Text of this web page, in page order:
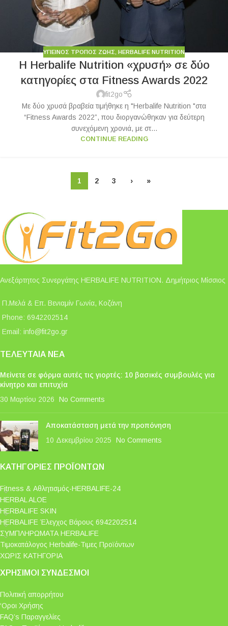
ΥΓΙΕΙΝΟΣ ΤΡΟΠΟΣ ΖΩΗΣ HERBALIFE NUTRITION
Η Herbalife Nutrition «χρυσή» σε δύο
κατηγορίες στα Fitness Awards 2022
fit2go
Με δύο χρυσά βραβεία τιμήθηκε η "Herbalife Nutrition "στα
“Fitness Awards 2022”, που διοργανώθηκαν για δεύτερη
συνεχόμενη χρονιά, με στ...
CONTINUE READING
1 2 3 › »
Ανεξάρτητος Συνεργάτης HERBALIFE NUTRITION. Δημήτριος Μίσσιος
Π.Μελά & Επ. Βενιαμίν Γωνία, Κοζάνη
Phone: 6942202514
Email: info@fit2go.gr
ΤΕΛΕΥΤΑΊΑ ΝΈΑ
Μείνετε σε φόρμα αυτές τις γιορτές: 10 βασικές συμβουλές για
κίνητρο και επιτυχία
30 Μαρτίου 2026
No Comments
Αποκατάσταση μετά την προπόνηση
10 Δεκεμβρίου 2025
No Comments
ΚΑΤΗΓΟΡΊΕΣ ΠΡΟΪΌΝΤΩΝ
Fitness & Αθλητισμός-HERBALIFE-24
HERBAL ALOE
HERBALIFE SKIN
HERBALIFE Έλεγχος Βάρους 6942202514
ΣΥΜΠΛΗΡΩΜΑΤΑ HERBALIFE
Τιμοκατάλογος Herbalife-Τιμες Προϊόντων
ΧΩΡΙΣ ΚΑΤΗΓΟΡΙΑ
ΧΡΉΣΙΜΟΙ ΣΎΝΔΕΣΜΟΙ
Πολιτική απορρήτου
‘Οροι Χρήσης
FAQ’s Παραγγελίες